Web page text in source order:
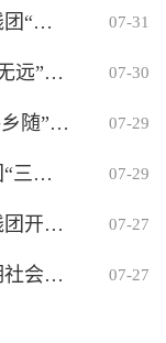
医学部“天使在人间”暑期社会实践团“筑梦扶塘”夏令营圆满结营 07-31
湖南师大医学部“青山有麓，医行无远”暑期社会实践团三下乡活动圆满收队返程 07-30
青春不迷茫 健康伴成长——“医路乡随”开展性健康教育课堂 07-29
医学部“医路乡随”暑期社会实践团“三下乡”活动圆满收队 07-29
医学部“天使在人间”暑期社会实践团开展“三防”教育课堂与健康体检活动 07-27
医学部“青衿赴野，媒映乡川”暑期社会实践团圆满收队 07-27